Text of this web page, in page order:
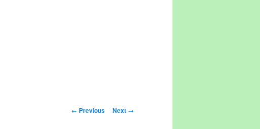
Post navigation
← Previous Next →